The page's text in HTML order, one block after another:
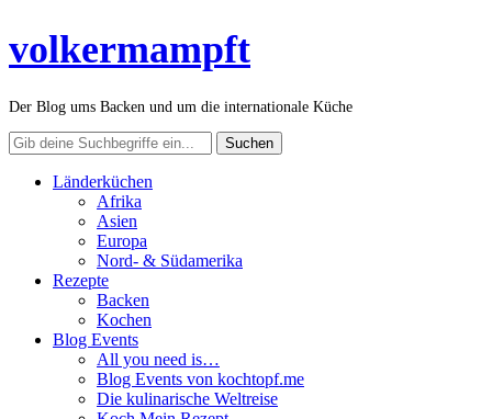
volkermampft
Der Blog ums Backen und um die internationale Küche
Länderküchen
Afrika
Asien
Europa
Nord- & Südamerika
Rezepte
Backen
Kochen
Blog Events
All you need is…
Blog Events von kochtopf.me
Die kulinarische Weltreise